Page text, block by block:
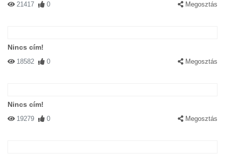
21417 0 Megosztás
Nincs cím!
18582 0 Megosztás
Nincs cím!
19279 0 Megosztás